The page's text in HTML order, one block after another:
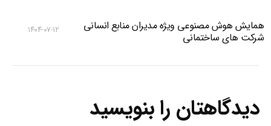
همایش هوش مصنوعی ویژه مدیران منابع انسانی
شرکت های ساختمانی
۱۴۰۴-۰۷-۱۲
دیدگاهتان را بنویسید